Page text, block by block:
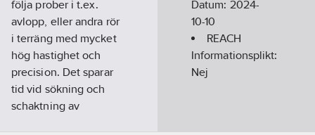
följa prober i t.ex.
avlopp, eller andra rör
i terräng med mycket
hög hastighet och
precision. Det sparar
tid vid sökning och
schaktning av
Datum: 2024-
10-10
REACH
Informationsplikt:
Nej